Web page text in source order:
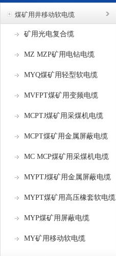
煤矿用井移动软电缆
矿用光电复合缆
MZ MZP矿用电钻电缆
MYQ煤矿用轻型软电缆
MVFPT煤矿用变频电缆
MCPTJ煤矿用采煤机电缆
MCPT煤矿用金属屏蔽电缆
MC MCP煤矿用采煤机电缆
MYPTJ煤矿用金属屏蔽电缆
MYPT煤矿用高压橡套软电缆
MYP煤矿用屏蔽电缆
MY矿用移动软电缆